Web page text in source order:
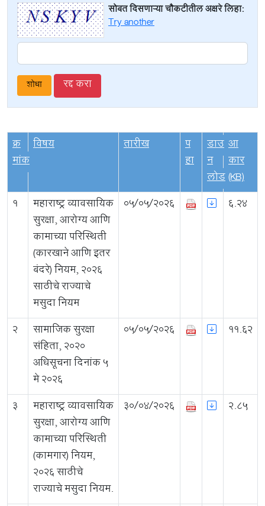
सोबत दिसणाऱ्या चौकटीतील अक्षरे लिहा:
Try another
रद्द करा
क्र
मांक
विषय तारीख
प
हा
डाउ
न
लोड
आ
कार
(KB)
1
महाराष्ट्र व्यावसायिक
सुरक्षा, आरोग्य आणि
कामाच्या परिस्थिती
(कारखाने आणि इतर
बंदरे) नियम, २०२६
साठीचे राज्याचे
मसुदा नियम
05/05/2026 6.24
2
सामाजिक सुरक्षा
संहिता, २०२०
अधिसूचना दिनांक ५
मे २०२६
05/05/2026 11.62
3
महाराष्ट्र व्यावसायिक
सुरक्षा, आरोग्य आणि
कामाच्या परिस्थिती
(कामगार) नियम,
२०२६ साठीचे
राज्याचे मसुदा नियम.
30/04/2026 2.85